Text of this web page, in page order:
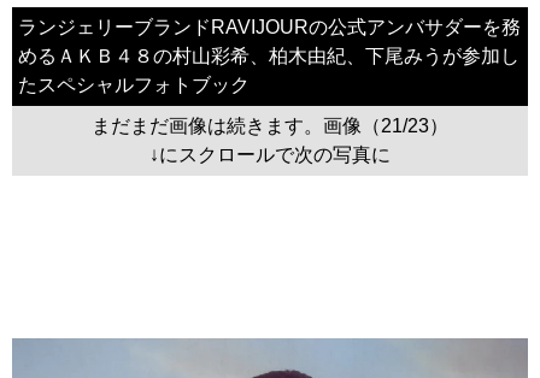
ランジェリーブランドRAVIJOURの公式アンバサダーを務
めるＡＫＢ４８の村山彩希、柏木由紀、下尾みうが参加し
たスペシャルフォトブック
まだまだ画像は続きます。画像（21/23）
↓にスクロールで次の写真に